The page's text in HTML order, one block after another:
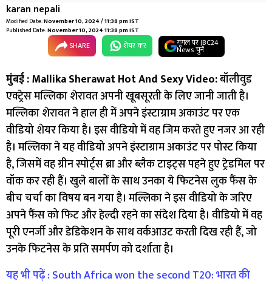
karan nepali
Modified Date:November 10, 2024 / 11:38 pm IST
Published Date:November 10, 2024 11:38 pm IST
SHARE शेयर कर गूगल पर IBC24
News चुनें
मुंबई :Mallika Sherawat Hot And Sexy Video:बॉलीवुड
एक्ट्रेस मल्लिका शेरावत अपनी खूबसूरती के लिए जानी जाती है।
मल्लिका शेरावत ने हाल ही में अपने इंस्टाग्राम अकाउंट पर एक
वीडियो शेयर किया है। इस वीडियो में वह जिम करते हुए नजर आ रही
है। मल्लिका ने यह वीडियो अपने इंस्टाग्राम अकाउंट पर पोस्ट किया
है, जिसमें वह ग्रीन स्पोर्ट्स ब्रा और ब्लैक टाइट्स पहने हुए ट्रेडमिल पर
वॉक कर रही हैं। खुले बालों के साथ उनका ये फिटनेस लुक फैंस के
बीच चर्चा का विषय बन गया है। मल्लिका ने इस वीडियो के जरिए
अपने फैंस को फिट और हेल्दी रहने का संदेश दिया है। वीडियो में वह
पूरी एनर्जी और डेडिकेशन के साथ वर्कआउट करती दिख रही हैं, जो
उनके फिटनेस के प्रति समर्पण को दर्शाता है।
यह भी पढ़ें : South Africa won the second T20: भारत की